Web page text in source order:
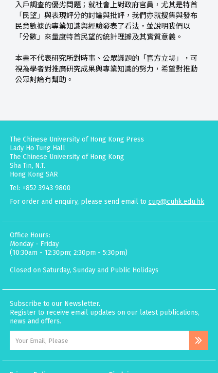
入戶調查的優劣問題；就社會上對政府官員，尤其是特首
「民望」與表現評分的討論與批評，我們亦就搜集與發布
民意數據的專業知識與經驗發表了看法，並說明我們以
「分數」來量度特首民望的統計理據及其實質意義。
本書不代表研究所對時事、公眾議題的「官方立場」，可
視為學者對推廣研究成果與專業知識的努力，希望對推動
公眾討論有幫助。
The Chinese University of Hong Kong Press
Lady Ho Tung Hall
The Chinese University of Hong Kong
Sha Tin, N.T.
Hong Kong SAR
Tel: +852 3943 9800
For order and enquiry, please send email to cup@cuhk.edu.hk
Office Hours:
Monday - Friday
(10:30am - 12:30pm; 2:30pm - 5:30pm)
Closed on Saturday, Sunday and Public Holidays
Subscribe to our Newsletter.
Register to receive email updates on our latest publications,
news and offers.